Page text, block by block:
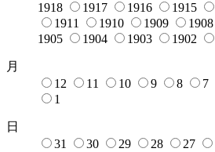
1918
1917 1916 1915
1911
1910 1909 1908
1905
1904 1903 1902
月
12
11 10 9 8 7
1
日
31
30 29 28 27